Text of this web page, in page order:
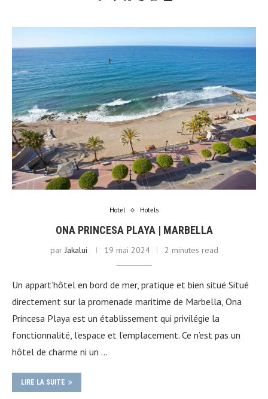
Hotel Hotels
ONA PRINCESA PLAYA | MARBELLA
par Jakalui 19 mai 2024 2 minutes read
Un appart’hôtel en bord de mer, pratique et bien situé Situé
directement sur la promenade maritime de Marbella, Ona
Princesa Playa est un établissement qui privilégie la
fonctionnalité, l’espace et l’emplacement. Ce n’est pas un
hôtel de charme ni un …
LIRE LA SUITE